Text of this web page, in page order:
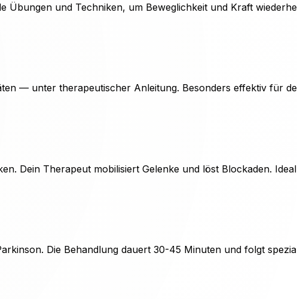
Übungen und Techniken, um Beweglichkeit und Kraft
— unter therapeutischer Anleitung. Besonders effektiv für
Dein Therapeut mobilisiert Gelenke und löst Blockaden.
Die Behandlung dauert 30-45 Minuten und folgt